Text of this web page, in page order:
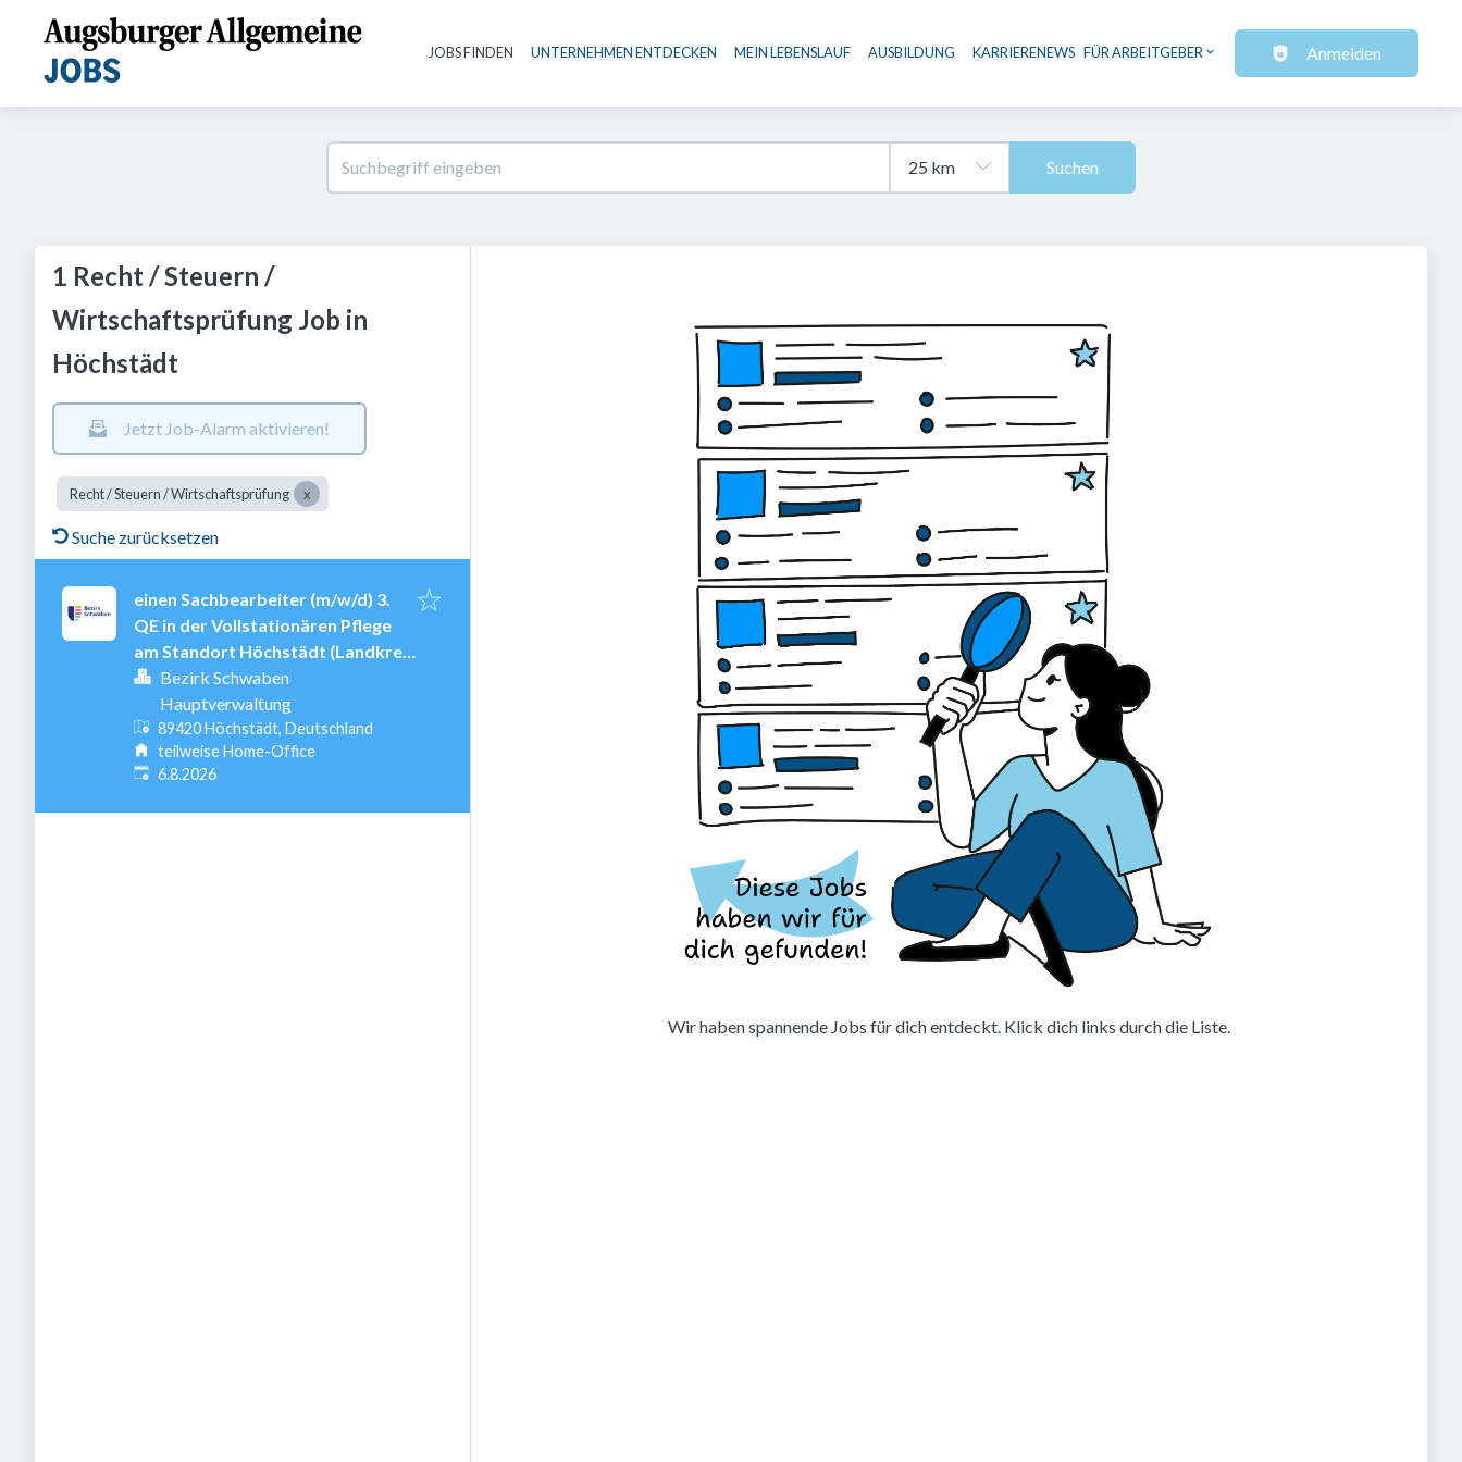
Haupt-Navigation
JOBS FINDEN UNTERNEHMEN ENTDECKEN MEIN LEBENSLAUF AUSBILDUNG KARRIERENEWS FÜR ARBEITGEBER Anmelden
Suchen
1 Recht / Steuern /
Wirtschaftsprüfung Job in
Höchstädt
Jetzt Job-Alarm aktivieren!
Recht / Steuern / Wirtschaftsprüfung
Suche zurücksetzen
einen Sachbearbeiter (m/w/d) 3.
QE in der Vollstationären Pflege
am Standort Höchstädt (Landkreis
Dillingen)
Bezirk Schwaben
Hauptverwaltung
89420 Höchstädt, Deutschland
teilweise Home-Office
Veröffentlicht
6.8.2026
Wir haben spannende Jobs für dich entdeckt. Klick dich links durch die Liste.